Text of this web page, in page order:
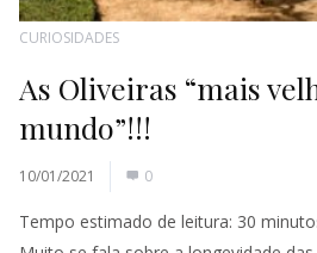
CURIOSIDADES
As Oliveiras “mais
mundo”!!!
10/01/2021 0
Tempo estimado de leitura: 30